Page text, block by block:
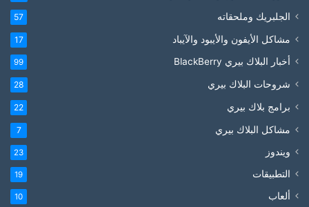
الجلبريك وملحقاته 57
مشاكل الأيفون والأيبود والآيباد 17
أخبار البلاك بيري BlackBerry 99
شروحات البلاك بيري 28
برامج بلاك بيري 22
مشاكل البلاك بيري 7
ويندوز 23
التطبيقات 19
ألعاب 10